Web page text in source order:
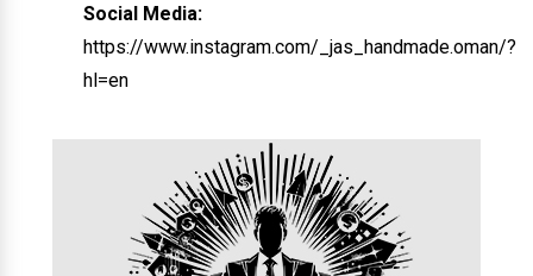
Social Media:
https://www.instagram.com/_jas_handmade.oman/?
hl=en